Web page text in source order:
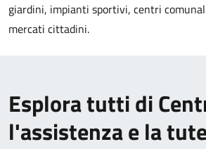
giardini, impianti sportivi, centri
mercati cittadini.
Esplora tutti di
l'assistenza e la